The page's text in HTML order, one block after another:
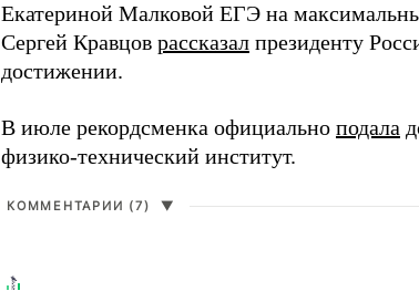
Екатериной Малковой ЕГЭ на
Сергей Кравцов рассказал президенту
достижении.
В июле рекордсменка официально подала
физико-технический институт.
КОММЕНТАРИИ (7) ▼